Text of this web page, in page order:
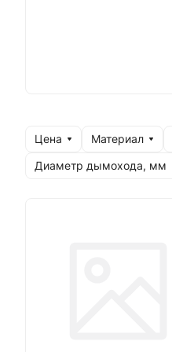
Цена Материал
Диаметр дымохода, мм